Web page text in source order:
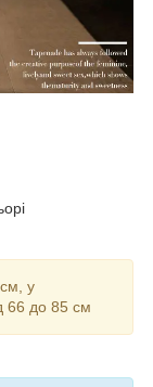
у
66 до 85 см